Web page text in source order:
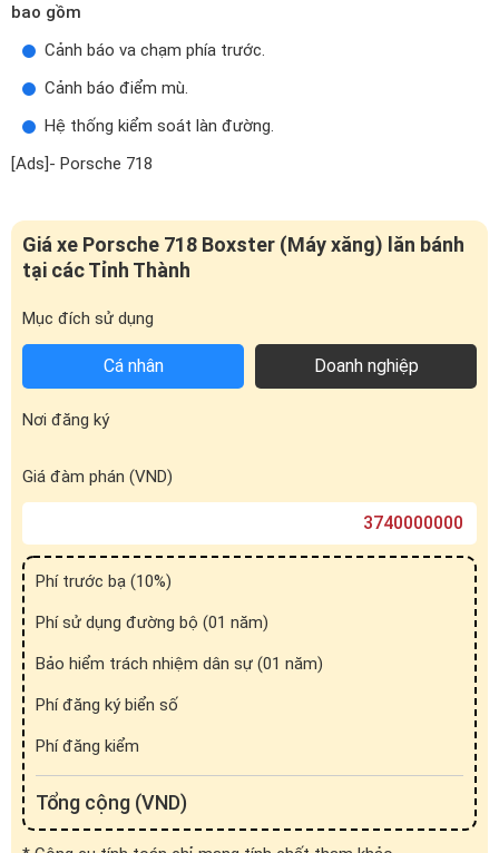
bao gồm
Cảnh báo va chạm phía trước.
Cảnh báo điểm mù.
Hệ thống kiểm soát làn đường.
[Ads]- Porsche 718
Giá xe Porsche 718 Boxster (Máy xăng) lăn bánh
tại các Tỉnh Thành
Mục đích sử dụng
Cá nhân Doanh nghiệp
Nơi đăng ký
Giá đàm phán (VND)
Phí trước bạ (10%)
Phí sử dụng đường bộ (01 năm)
Bảo hiểm trách nhiệm dân sự (01 năm)
Phí đăng ký biển số
Phí đăng kiểm
Tổng cộng (VND)